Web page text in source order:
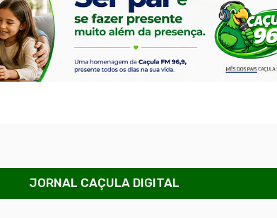
JORNAL CAÇULA DIGITAL